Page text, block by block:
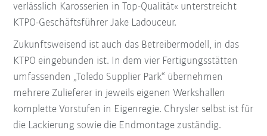
verlässlich Karosserien in Top-Qualität« unterstreicht
KTPO-Geschäftsführer Jake Ladouceur.
Zukunftsweisend ist auch das Betreibermodell, in das
KTPO eingebunden ist. In dem vier Fertigungsstätten
umfassenden „Toledo Supplier Park“ übernehmen
mehrere Zulieferer in jeweils eigenen Werkshallen
komplette Vorstufen in Eigenregie. Chrysler selbst ist für
die Lackierung sowie die Endmontage zuständig.